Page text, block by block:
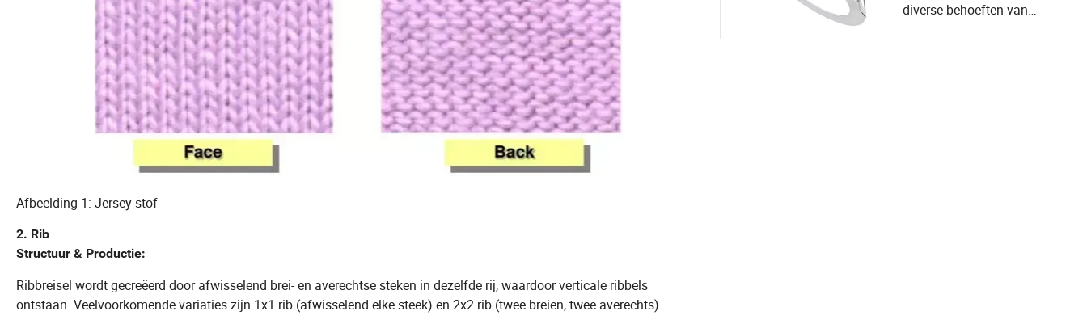
Afbeelding 1: Jersey stof
2. Rib
Structuur & Productie:
Ribbreisel wordt gecreëerd door afwisselend brei- en averechtse steken in dezelfde rij, waardoor verticale ribbels
ontstaan. Veelvoorkomende variaties zijn 1x1 rib (afwisselend elke steek) en 2x2 rib (twee breien, twee averechts).
diverse behoeften van